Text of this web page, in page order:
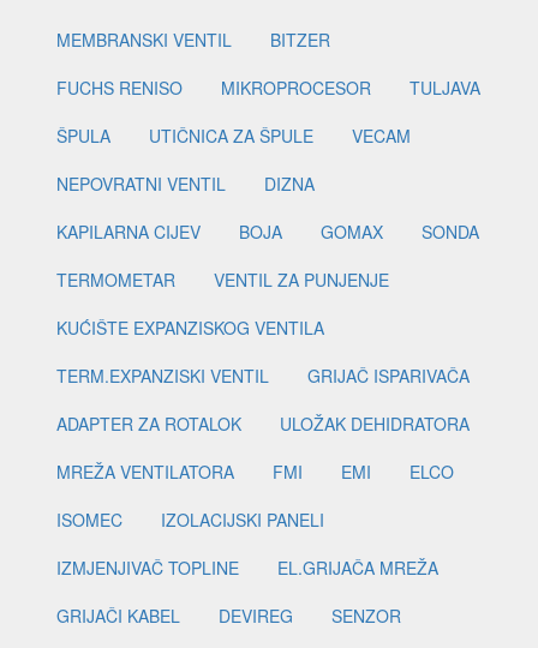
MEMBRANSKI VENTIL
BITZER
FUCHS RENISO
MIKROPROCESOR
TULJAVA
ŠPULA
UTIČNICA ZA ŠPULE
VECAM
NEPOVRATNI VENTIL
DIZNA
KAPILARNA CIJEV
BOJA GOMAX
SONDA
TERMOMETAR
VENTIL ZA PUNJENJE
KUĆIŠTE EXPANZISKOG VENTILA
TERM.EXPANZISKI VENTIL
GRIJAČ ISPARIVAČA
ADAPTER ZA ROTALOK
ULOŽAK DEHIDRATORA
MREŽA VENTILATORA
FMI EMI
ELCO
ISOMEC
IZOLACIJSKI PANELI
IZMJENJIVAČ TOPLINE
EL.GRIJAČA MREŽA
GRIJAČI KABEL
DEVIREG
SENZOR